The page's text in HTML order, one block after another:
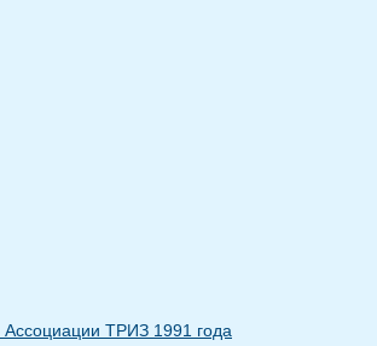
ТРИЗ 1991 года